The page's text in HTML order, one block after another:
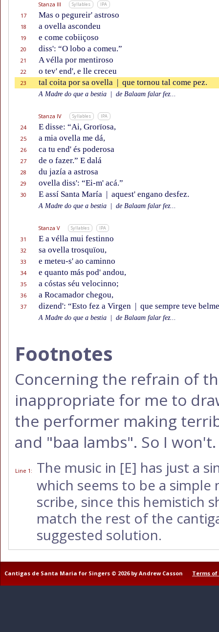
Stanza III Syllables IPA
17 Mas o pegureir' astroso
18 a ovella ascondeu
19 e come cobiiçoso
20 diss': “O lobo a comeu.”
21 A vélla por mentiroso
22 o tev' end', e lle creceu
23 tal coita por sa ovella | que tornou tal come pez.
A Madre do que a bestia de Balaam falar fez...
Stanza IV Syllables IPA
24 E disse: “Ai, Grorïosa,
25 a mia ovella me dá,
26 ca tu end' és poderosa
27 de o fazer.” E dalá
28 du jazía a astrosa
29 ovella diss': “Ei-m' acá.”
30 E assí Santa María | aquest' engano desfez.
A Madre do que a bestia de Balaam falar fez...
Stanza V Syllables IPA
31 E a vélla mui festinno
32 sa ovella trosquïou,
33 e meteu-s' ao caminno
34 e quanto más pod' andou,
35 a cóstas séu velocinno;
36 a Rocamador chegou,
37 dizend': “Esto fez a Virgen | que sempre teve
A Madre do que a bestia de Balaam falar fez...
Footnotes
Concerning the refrain of
inappropriate for me to
the performer making
and "baa lambs". So I won't.
Line 1 : The music in [E] has just a
which seems to be a
scribe, since this hemistich
match the rest of the
suggested solution.
Cantigas de Santa Maria for Singers © 2026 by Andrew Casson Terms of